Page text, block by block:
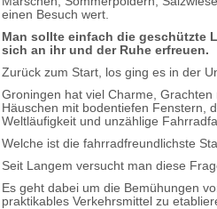
einen Besuch wert.
Man sollte einfach die geschützte
sich an ihr und der Ruhe erfreuen.
Zurück zum Start, los ging es in der
Groningen hat viel Charme,
Häuschen mit bodentiefen Fenstern,
Weltläufigkeit und unzählige
Welche ist die fahrradfreundlichste
Seit Langem versucht man diese
Es geht dabei um die Bemühungen
praktikables Verkehrsmittel zu